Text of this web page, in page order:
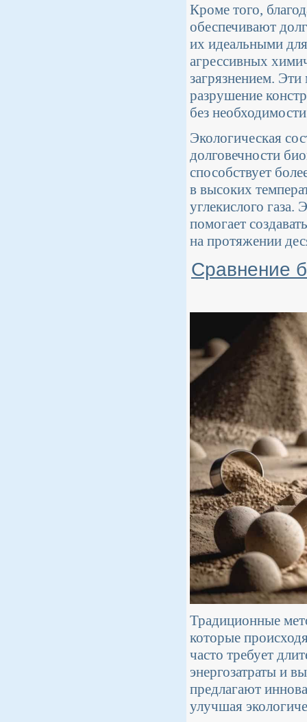
Кроме того,
обеспечивают
их идеальными
агрессивных
загрязнением.
разрушение
без
Экологическая
долговечности
способствует
в высоких
углекислого
помогает
на протяжении
Сравнение
Традиционные
которые
часто требует
энергозатраты и
предлагают
улучшая